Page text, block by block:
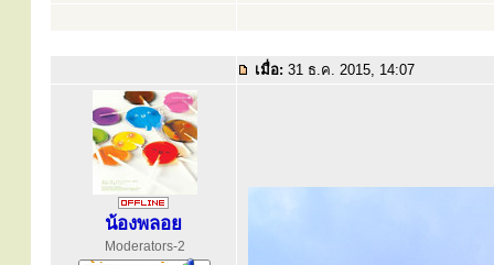
เมื่อ: 31 ธ.ค. 2015, 14:07
น้องพลอย
Moderators-2